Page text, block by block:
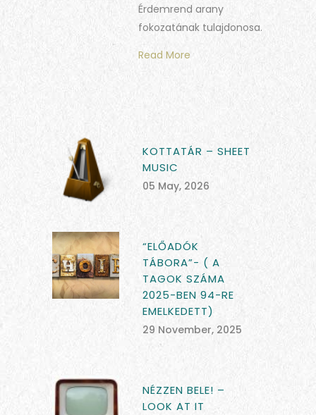
Érdemrend arany
fokozatának tulajdonosa.
Read More
KOTTATÁR – SHEET
MUSIC
05 May, 2026
“ELŐADÓK
TÁBORA”- ( A
TAGOK SZÁMA
2025-BEN 94-RE
EMELKEDETT)
29 November, 2025
NÉZZEN BELE! –
LOOK AT IT